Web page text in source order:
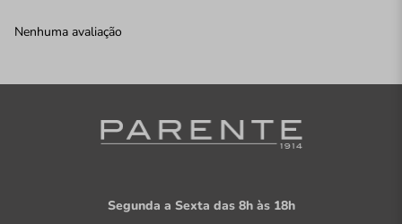
Nenhuma avaliação
Segunda a Sexta das 8h às 18h